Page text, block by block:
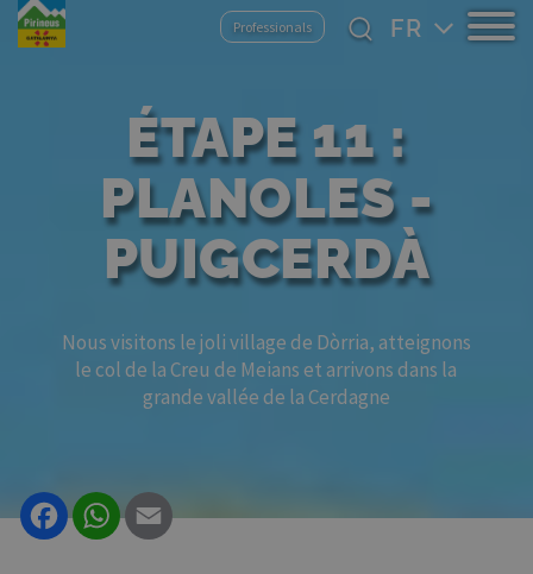
Aller
Professionals
Select
your
ÉTAPE 11 :
PLANOLES -
PUIGCERDÀ
Nous visitons le joli village de Dòrria, atteignons
le col de la Creu de Meians et arrivons dans la
grande vallée de la Cerdagne
FacebookWhatsApp